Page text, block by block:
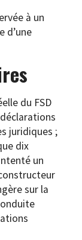
à un
d’une
du FSD
juridiques ;
dix
un
sur la